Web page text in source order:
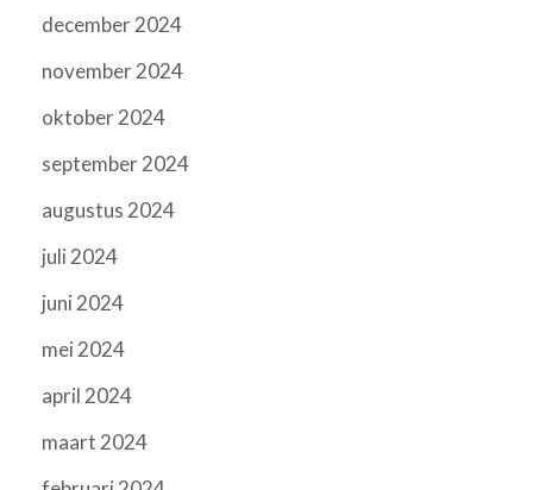
december 2024
november 2024
oktober 2024
september 2024
augustus 2024
juli 2024
juni 2024
mei 2024
april 2024
maart 2024